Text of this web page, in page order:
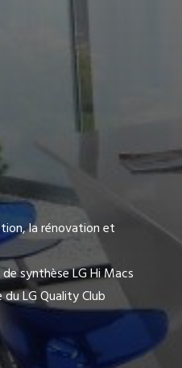
la rénovation et
synthèse LG Hi Macs
LG Quality Club